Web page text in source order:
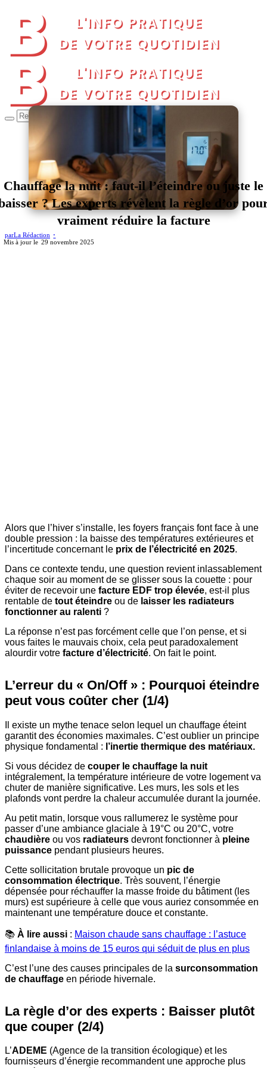
Chauffage la nuit : faut-il l’éteindre ou juste le
? Les experts révèlent la règle d’or
vraiment réduire la facture
parLa Rédaction
29 novembre 2025
Alors que l’hiver s’installe, les foyers français font face à une
double pression : la baisse des températures extérieures et
l’incertitude concernant le prix de l’électricité en 2025.
Dans ce contexte tendu, une question revient inlassablement
chaque soir au moment de se glisser sous la couette : pour
éviter de recevoir une facture EDF trop élevée, est-il plus
rentable de tout éteindre ou de laisser les radiateurs
fonctionner au ralenti ?
La réponse n’est pas forcément celle que l’on pense, et si
vous faites le mauvais choix, cela peut paradoxalement
alourdir votre facture d’électricité. On fait le point.
L’erreur du « On/Off » : Pourquoi éteindre
peut vous coûter cher (1/4)
Il existe un mythe tenace selon lequel un chauffage éteint
garantit des économies maximales. C’est oublier un principe
physique fondamental : l’inertie thermique des matériaux.
Si vous décidez de couper le chauffage la nuit
intégralement, la température intérieure de votre logement va
chuter de manière significative. Les murs, les sols et les
plafonds vont perdre la chaleur accumulée durant la journée.
Au petit matin, lorsque vous rallumerez le système pour
passer d’une ambiance glaciale à 19°C ou 20°C, votre
chaudière ou vos radiateurs devront fonctionner à pleine
puissance pendant plusieurs heures.
Cette sollicitation brutale provoque un pic de
consommation électrique. Très souvent, l’énergie
dépensée pour réchauffer la masse froide du bâtiment (les
murs) est supérieure à celle que vous auriez consommée en
maintenant une température douce et constante.
📚 À lire aussi : Maison chaude sans chauffage : l’astuce
finlandaise à moins de 15 euros qui séduit de plus en plus
C’est l’une des causes principales de la surconsommation
de chauffage en période hivernale.
La règle d’or des experts : Baisser plutôt
que couper (2/4)
L’ADEME (Agence de la transition écologique) et les
fournisseurs d’énergie recommandent une approche plus